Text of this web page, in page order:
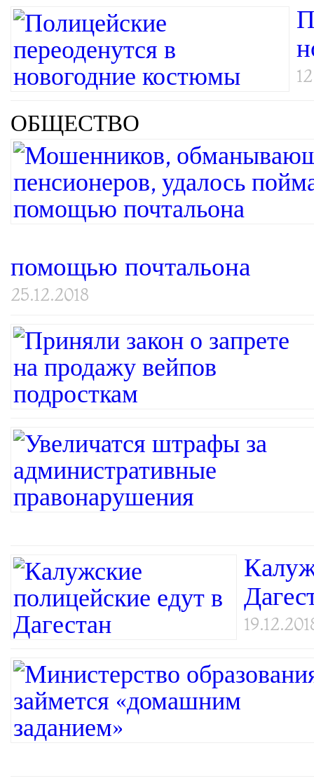
ОБЩЕСТВО
помощью почтальона
25.12.2018